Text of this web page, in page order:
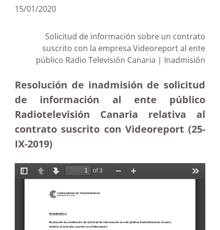
15/01/2020
Solicitud de información sobre un contrato
suscrito con la empresa Videoreport al ente
público Radio Televisión Canaria | Inadmisión
Resolución de inadmisión de solicitud
de información al ente público
Radiotelevisión Canaria relativa al
contrato suscrito con Videoreport (25-
IX-2019)